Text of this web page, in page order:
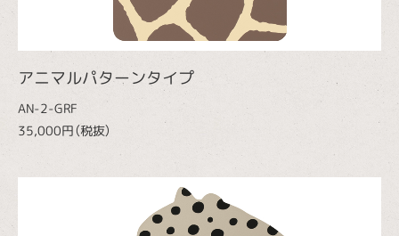
アニマルパターンタイプ
AN-2-GRF
35,000円（税抜）